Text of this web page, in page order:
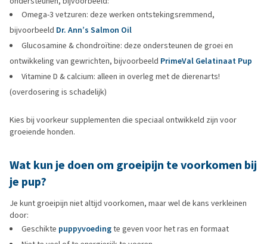
Omega-3 vetzuren: deze werken ontstekingsremmend,
bijvoorbeeld Dr. Ann’s Salmon Oil
Glucosamine & chondroïtine: deze ondersteunen de groei en
ontwikkeling van gewrichten, bijvoorbeeld PrimeVal Gelatinaat Pup
Vitamine D & calcium: alleen in overleg met de dierenarts!
(overdosering is schadelijk)
Kies bij voorkeur supplementen die speciaal ontwikkeld zijn voor
groeiende honden.
Wat kun je doen om groeipijn te voorkomen bij
je pup?
Je kunt groeipijn niet altijd voorkomen, maar wel de kans verkleinen
door:
Geschikte puppyvoedingte geven voor het ras en formaat